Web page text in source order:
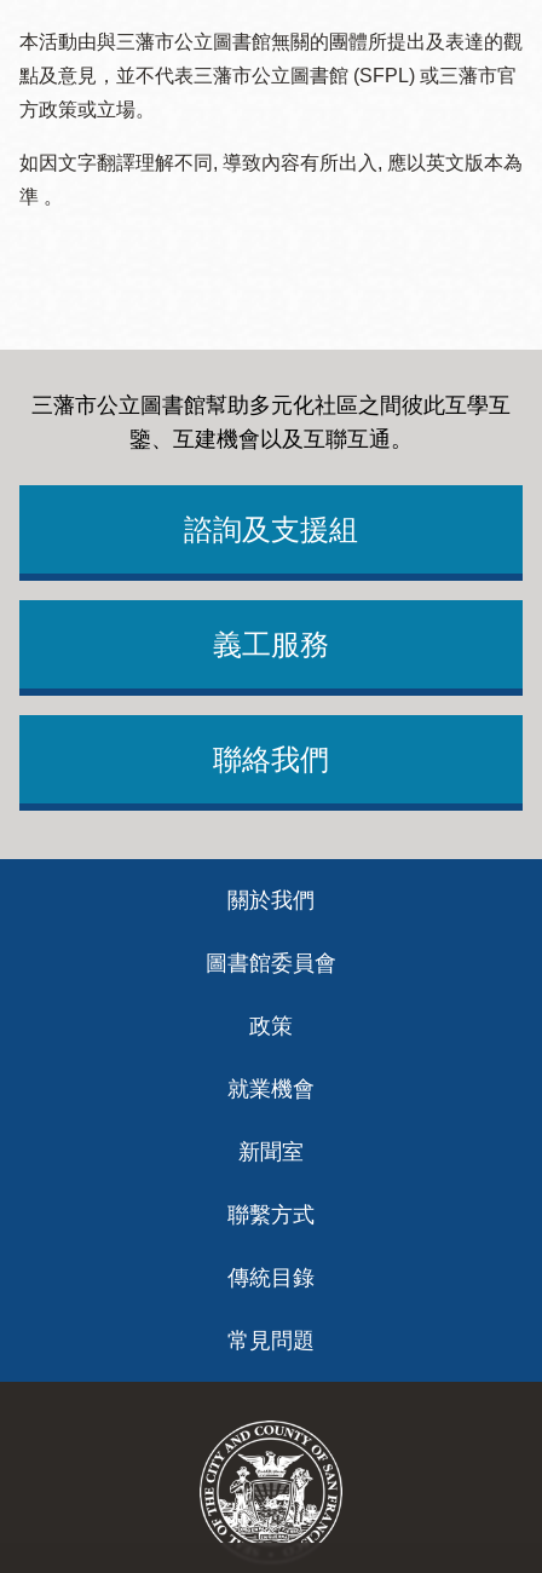
本活動由與三藩市公立圖書館無關的團體所提出及表達的觀
點及意見，並不代表三藩市公立圖書館 (SFPL) 或三藩市官
方政策或立場。
如因文字翻譯理解不同, 導致內容有所出入, 應以英文版本為
準 。
三藩市公立圖書館幫助多元化社區之間彼此互學互
鑒、互建機會以及互聯互通。
諮詢及支援組
義工服務
聯絡我們
關於我們
圖書館委員會
政策
就業機會
新聞室
聯繫方式
傳統目錄
常見問題